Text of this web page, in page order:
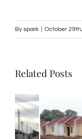
By spark October
Related Posts